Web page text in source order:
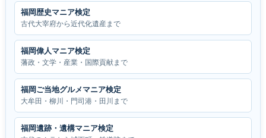
福岡歴史マニア検定
古代大宰府から近代化遺産まで
福岡偉人マニア検定
藩政・文学・産業・国際貢献まで
福岡ご当地グルメマニア検定
大牟田・柳川・門司港・田川まで
福岡遺跡・遺構マニア検定